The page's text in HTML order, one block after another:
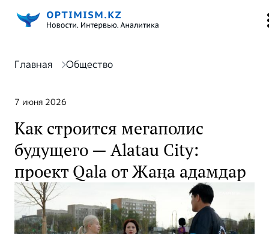
Главная Общество
7 июня 2026
Как строится мегаполис
будущего — Alatau City:
проект Qala от Жаңа адамдар